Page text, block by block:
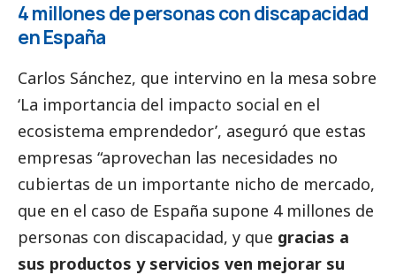
4 millones de personas con discapacidad
en España
Carlos Sánchez, que intervino en la mesa sobre
‘La importancia del impacto social en el
ecosistema emprendedor’, aseguró que estas
empresas “aprovechan las necesidades no
cubiertas de un importante nicho de mercado,
que en el caso de España supone 4 millones de
personas con discapacidad, y que gracias a
sus productos y servicios ven mejorar su